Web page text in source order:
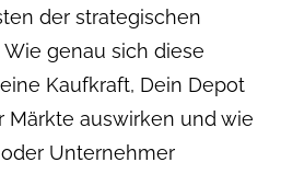
der strategischen
genau sich diese
Kaufkraft, Dein Depot
Märkte auswirken und wie
Unternehmer